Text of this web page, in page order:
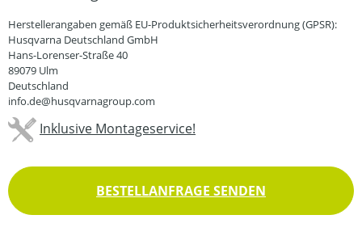
Herstellerangaben gemäß EU-Produktsicherheitsverordnung (GPSR):
Husqvarna Deutschland GmbH
Hans-Lorenser-Straße 40
89079 Ulm
Deutschland
info.de@husqvarnagroup.com
Inklusive Montageservice!
BESTELLANFRAGE SENDEN